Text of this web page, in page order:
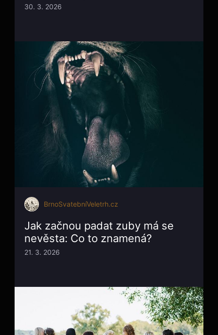
30. 3. 2026
BrnoSvatebníVeletrh.cz
Jak začnou padat zuby má se
nevěsta: Co to znamená?
21. 3. 2026